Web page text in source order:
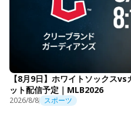
【8月9日】ホワイトソックス
ット配信予定｜MLB2026
2026/8/8 スポーツ